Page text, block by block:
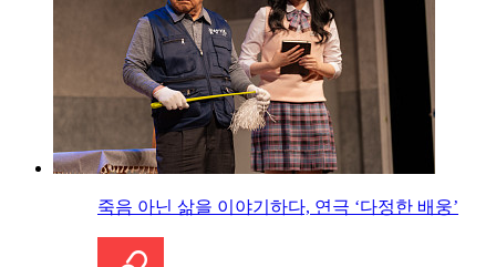
죽음 아닌 삶을 이야기하다, 연극 ‘다정한 배웅’